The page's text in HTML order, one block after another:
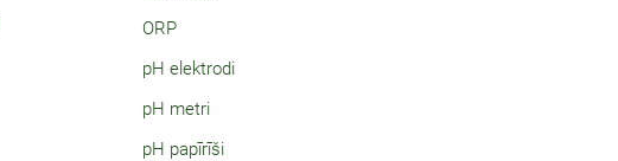
ORP
pH elektrodi
pH metri
pH papīrīši